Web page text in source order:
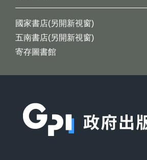
國家書店(另開新視窗)
五南書店(另開新視窗)
寄存圖書館